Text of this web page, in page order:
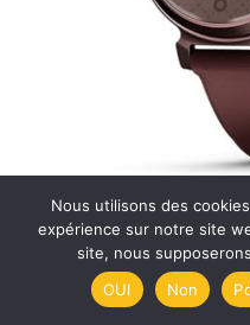
Test Amazfit GTS 4 :
pour femmes
Nous utilisons des
expérience sur notre site
site, nous
OUI
Non